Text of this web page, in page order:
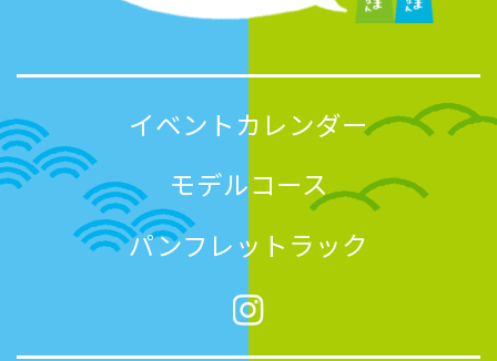
イベントカレンダー
モデルコース
パンフレットラック